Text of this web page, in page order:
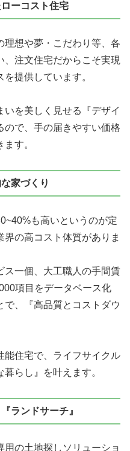
ーコスト住宅
理想や夢・こだわり等、各
注文住宅だからこそ実現
提供しています。
を美しく見せる『デザイ
ので、手の届きやすい価格
す。
家づくり
も高いというのが定
の高コスト体質がありま
ス一個、大工職人の手間賃
項目をデータベース化
、
『高品質とコストダウ
能住宅で、ライフサイクル
らし』を叶えます。
ランドサーチ』
の土地探しソリューショ